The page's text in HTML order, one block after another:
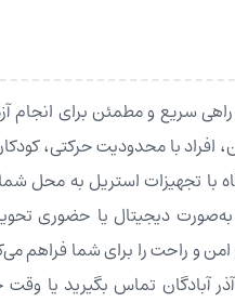
راهی سریع و مطمئن برای
با محدودیت حرکتی،
با تجهیزات استریل به محل
دیجیتال یا حضوری
و راحت را برای شما فراهم
آبادگان تماس بگیرید یا